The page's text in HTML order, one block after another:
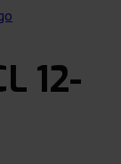
12-